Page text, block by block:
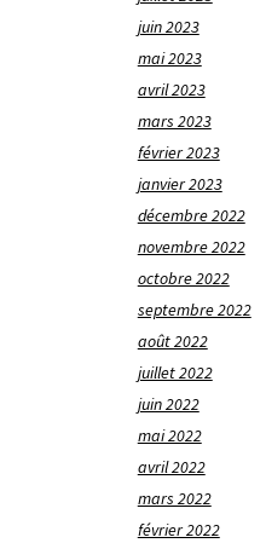
juin 2023
mai 2023
avril 2023
mars 2023
février 2023
janvier 2023
décembre 2022
novembre 2022
octobre 2022
septembre 2022
août 2022
juillet 2022
juin 2022
mai 2022
avril 2022
mars 2022
février 2022